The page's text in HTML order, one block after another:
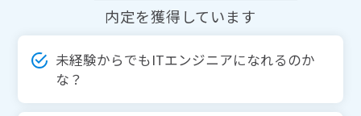
内定を獲得しています
未経験からでもITエンジニアになれるのか
な？